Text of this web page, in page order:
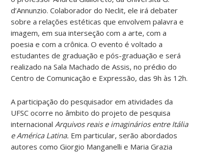
d’Annunzio. Colaborador do Neclit, ele irá debater
sobre a relações estéticas que envolvem palavra e
imagem, em sua interseção com a arte, com a
poesia e com a crônica. O evento é voltado a
estudantes de graduação e pós-graduação e será
realizado na Sala Machado de Assis, no prédio do
Centro de Comunicação e Expressão, das 9h às 12h.
A participação do pesquisador em atividades da
UFSC ocorre no âmbito do projeto de pesquisa
internacional Arquivos reais e imaginários entre Itália
e América Latina. Em particular, serão abordados
autores como Giorgio Manganelli e Maria Grazia